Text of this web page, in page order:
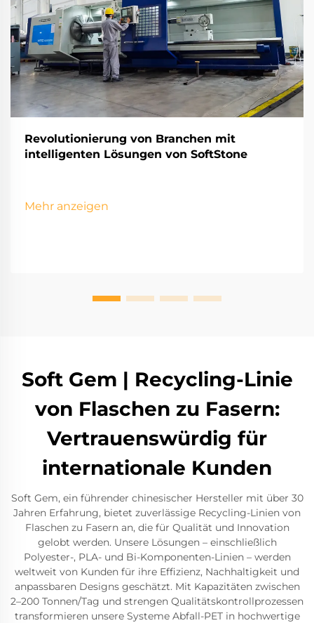
Revolutionierung von Branchen mit
intelligenten Lösungen von SoftStone
Mehr anzeigen
Soft Gem | Recycling-Linie
von Flaschen zu Fasern:
Vertrauenswürdig für
internationale Kunden
Soft Gem, ein führender chinesischer Hersteller mit über 30
Jahren Erfahrung, bietet zuverlässige Recycling-Linien von
Flaschen zu Fasern an, die für Qualität und Innovation
gelobt werden. Unsere Lösungen – einschließlich
Polyester-, PLA- und Bi-Komponenten-Linien – werden
weltweit von Kunden für ihre Effizienz, Nachhaltigkeit und
anpassbaren Designs geschätzt. Mit Kapazitäten zwischen
2–200 Tonnen/Tag und strengen Qualitätskontrollprozessen
transformieren unsere Systeme Abfall-PET in hochwertige